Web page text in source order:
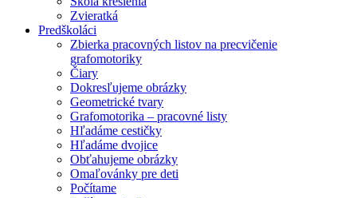
Zvieratká
Predškoláci
Zbierka pracovných listov na precvičenie
grafomotoriky
Čiary
Dokresľujeme obrázky
Geometrické tvary
Grafomotorika – pracovné listy
Hľadáme cestičky
Hľadáme dvojice
Obťahujeme obrázky
Omaľovánky pre deti
Počítame